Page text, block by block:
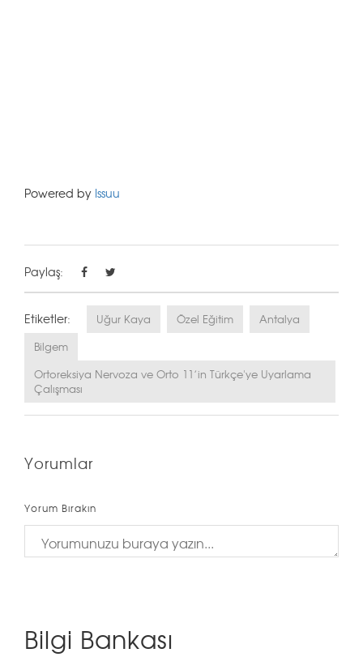
Powered by Issuu
Paylaş:
Etiketler: Uğur Kaya Özel Eğitim
Antalya
Bilgem
Ortoreksiya Nervoza ve Orto 11’in Türkçe'ye Uyarlama
Çalışması
Yorumlar
Yorum Bırakın
Bilgi Bankası